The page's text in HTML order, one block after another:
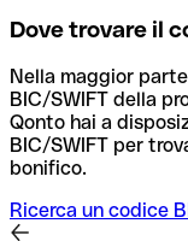
Dove trovare il
Nella maggior
BIC/SWIFT della
Qonto hai a
BIC/SWIFT per
bonifico.
Ricerca un codice